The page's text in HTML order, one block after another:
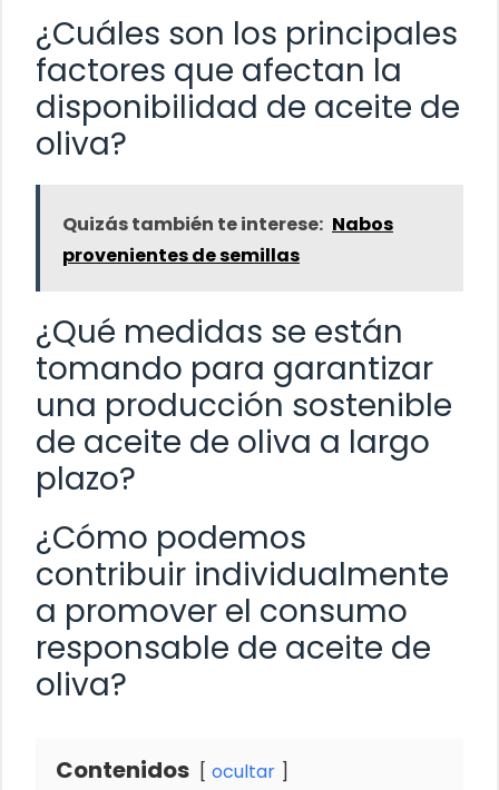
¿Cuáles son los principales
factores que afectan la
disponibilidad de aceite de
oliva?
Quizás también te interese: Nabos
provenientes de semillas
¿Qué medidas se están
tomando para garantizar
una producción sostenible
de aceite de oliva a largo
plazo?
¿Cómo podemos
contribuir individualmente
a promover el consumo
responsable de aceite de
oliva?
Contenidos ocultar